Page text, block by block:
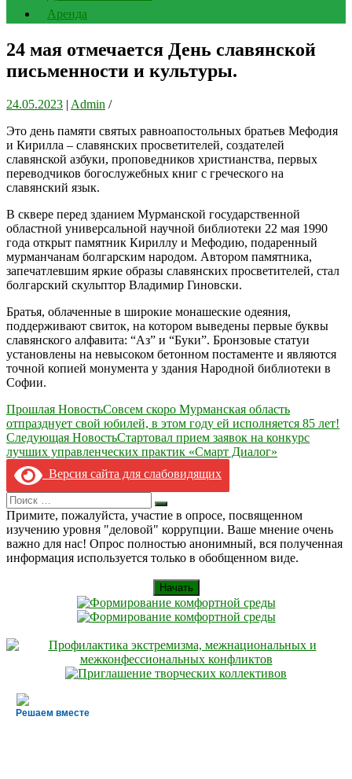
Аренда
24 мая отмечается День славянской
письменности и культуры.
24.05.2023 | Admin /
Это день памяти святых равноапостольных братьев Мефодия
и Кирилла – славянских просветителей, создателей
славянской азбуки, проповедников христианства, первых
переводчиков богослужебных книг с греческого на
славянский язык.
В сквере перед зданием Мурманской государственной
областной универсальной научной библиотеки 22 мая 1990
года открыт памятник Кириллу и Мефодию, подаренный
мурманчанам болгарским народом. Автором памятника,
запечатлевшим яркие образы славянских просветителей, стал
болгарский скульптор Владимир Гиновски.
Братья, облаченные в широкие монашеские одеяния,
поддерживают свиток, на котором выведены первые буквы
славянского алфавита: “Аз” и “Буки”. Бронзовые статуи
установлены на невысоком бетонном постаменте и являются
точной копией монумента у здания Народной библиотеки в
Софии.
Навигация
по
записям
Прошлая НовостьСовсем скоро Мурманская область
отпразднует свой юбилей, в этом году ей исполняется 85 лет!
Следующая НовостьСтартовал прием заявок на конкурс
лучших управленческих практик «Смарт Диалог»
Версия сайта для слабовидящих
Search
for:
Искать
Примите, пожалуйста, участие в опросе, посвященном
изучению уровня "деловой" коррупции. Ваше мнение очень
важно для нас! Опрос полностью анонимный, вся полученная
информация используется только в обобщенном виде.
Начать
Решаем вместе